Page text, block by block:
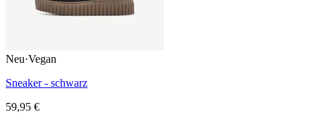
Neu·Vegan
Sneaker - schwarz
59,95 €